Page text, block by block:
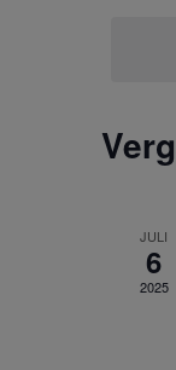
JULI
6
2025